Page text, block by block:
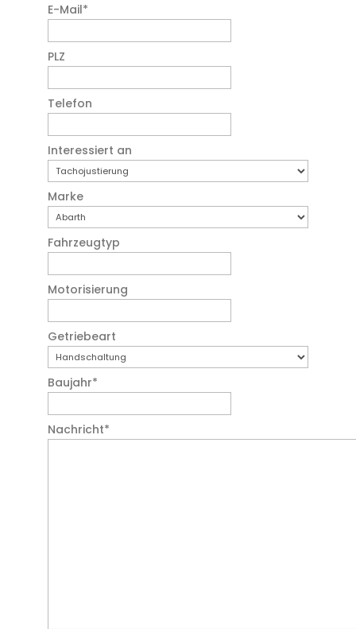
E-Mail*
PLZ
Telefon
Interessiert an
Marke
Fahrzeugtyp
Motorisierung
Getriebeart
Baujahr*
Nachricht*